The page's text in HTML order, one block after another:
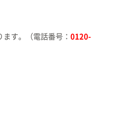
す。（電話番号： 0120-